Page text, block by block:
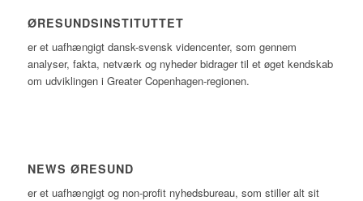
ØRESUNDSINSTITUTTET
er et uafhængigt dansk-svensk videncenter, som gennem
analyser, fakta, netværk og nyheder bidrager til et øget kendskab
om udviklingen i Greater Copenhagen-regionen.
NEWS ØRESUND
er et uafhængigt og non-profit nyhedsbureau, som stiller alt sit